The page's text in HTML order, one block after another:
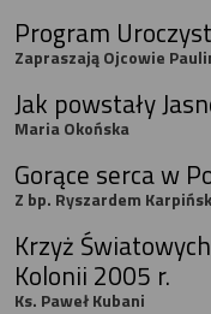
Program
Zapraszają Ojcowie
Jak powstały
Maria Okońska
Gorące serca w
Z bp. Ryszardem
Krzyż
Kolonii 2005 r.
Ks. Paweł Kubani